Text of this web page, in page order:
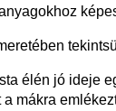
élén jó ideje
a mákra